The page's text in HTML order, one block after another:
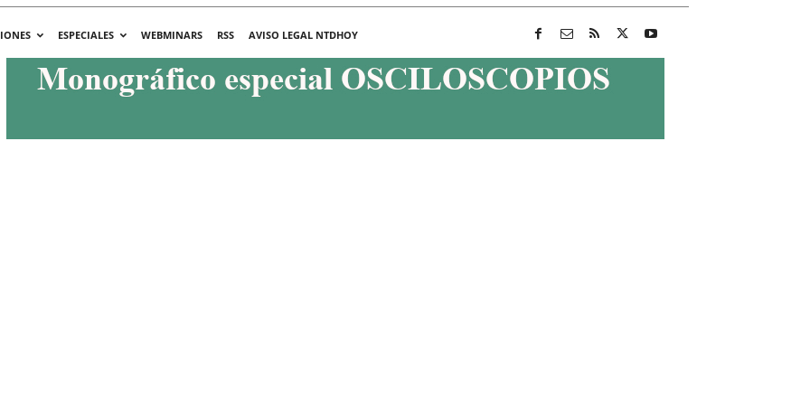
ESPECIALES WEBMINARS RSS
AVISO LEGAL NTDHOY